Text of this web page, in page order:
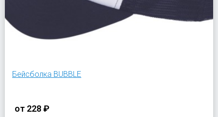
Бейсболка BUBBLE
от 228 ₽